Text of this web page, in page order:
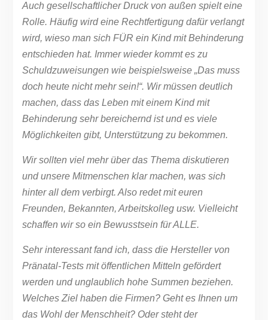
Auch gesellschaftlicher Druck von außen spielt eine
Rolle. Häufig wird eine Rechtfertigung dafür verlangt
wird, wieso man sich FÜR ein Kind mit Behinderung
entschieden hat. Immer wieder kommt es zu
Schuldzuweisungen wie beispielsweise „Das muss
doch heute nicht mehr sein!“. Wir müssen deutlich
machen, dass das Leben mit einem Kind mit
Behinderung sehr bereichernd ist und es viele
Möglichkeiten gibt, Unterstützung zu bekommen.
Wir sollten viel mehr über das Thema diskutieren
und unsere Mitmenschen klar machen, was sich
hinter all dem verbirgt. Also redet mit euren
Freunden, Bekannten, Arbeitskolleg usw. Vielleicht
schaffen wir so ein Bewusstsein für ALLE.
Sehr interessant fand ich, dass die Hersteller von
Pränatal-Tests mit öffentlichen Mitteln gefördert
werden und unglaublich hohe Summen beziehen.
Welches Ziel haben die Firmen? Geht es Ihnen um
das Wohl der Menschheit? Oder steht der